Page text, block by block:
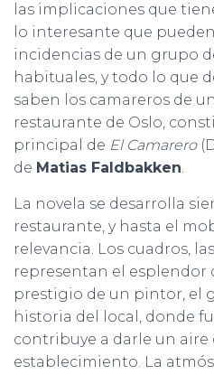
las implicaciones que
lo interesante que
incidencias de un grupo
habituales, y todo lo que
saben los camareros de
restaurante de Oslo,
principal de El Camarero
de Matias Faldbakken.
La novela se desarrolla
restaurante, y hasta el
relevancia. Los cuadros,
representan el esplendor
prestigio de un pintor, el
historia del local, donde
contribuye a darle un aire
establecimiento. La